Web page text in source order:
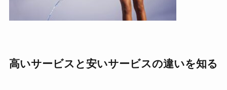
高いサービスと安いサービスの違いを知る